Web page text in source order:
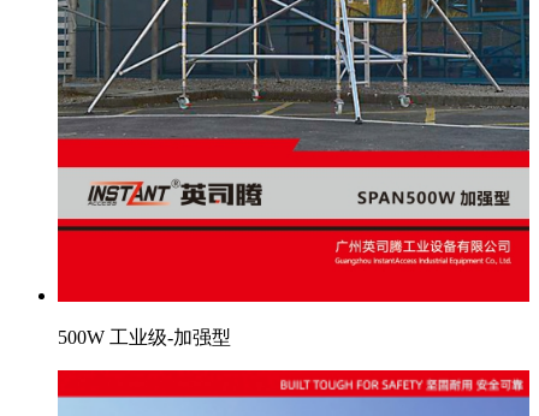
500W 工业级-加强型